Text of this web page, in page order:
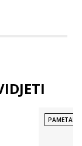
PAMETAN